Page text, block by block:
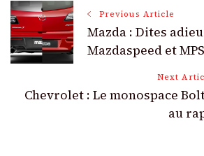
Post
Navigation
Previous Article
Mazda : Dites
Mazdaspeed et MPS
Next
Chevrolet : Le monospace
au